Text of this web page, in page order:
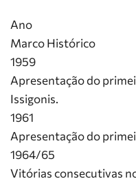
Ano
Marco Histórico
1959
Apresentação do
Issigonis.
1961
Apresentação do
1964/65
Vitórias consecutivas